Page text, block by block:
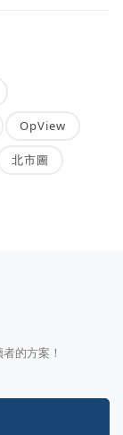
OpView
北市圖
的方案！